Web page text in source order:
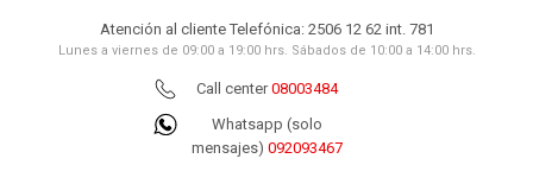
Atención al cliente Telefónica: 2506 12 62 int. 781
Lunes a viernes de 09:00 a 19:00 hrs. Sábados de 10:00 a 14:00 hrs.
Call center08003484
Whatsapp (solo
mensajes) 092093467